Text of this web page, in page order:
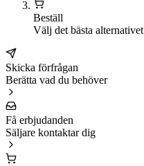
Beställ
Välj det bästa alternativet
Skicka förfrågan
Berätta vad du behöver
Få erbjudanden
Säljare kontaktar dig